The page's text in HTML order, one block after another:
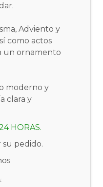
Adviento y
como actos
un ornamento
moderno y
clara y
HORAS.
su pedido.